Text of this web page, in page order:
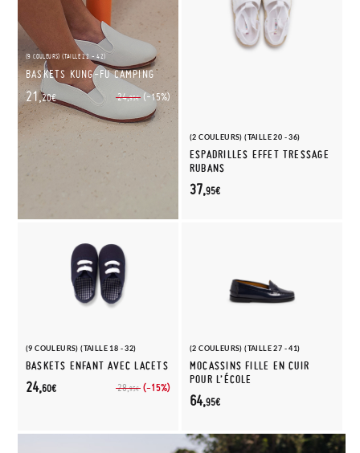
(9 COULEURS) (TAILLE 22 - 42)
BASKETS KUNG-FU CAMPING
24,95€ (-15%)
21,20€
(2 COULEURS) (TAILLE 20 - 36)
ESPADRILLES EFFET TRESSAGE
RUBANS
37,95€
(9 COULEURS) (TAILLE 18 - 32)
BASKETS ENFANT AVEC LACETS
28,95€ (-15%)
24,60€
(2 COULEURS) (TAILLE 27 - 41)
MOCASSINS FILLE EN CUIR
POUR L’ÉCOLE
64,95€